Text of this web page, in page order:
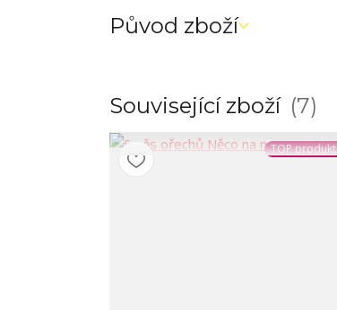
Původ zboží
Související zboží 7
TOP produkt